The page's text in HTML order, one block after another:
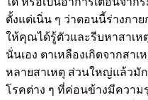
ตั้งแต่เนิ่น ๆ ว่าตอนนี้ร่างกา
ให้คุณได้รู้ตัวและรีบหาสาเห
นั่นเอง ตาเหลืองเกิดจากสาเ
หลายสาเหตุ ส่วนใหญ่แล้วมั
โรคต่าง ๆ ที่ค่อนข้างมีความ